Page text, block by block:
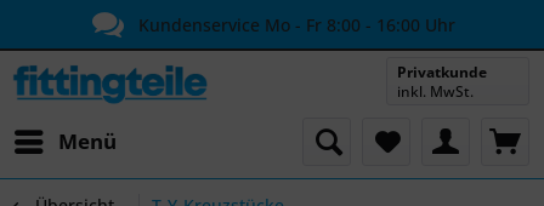
Kundenservice Mo - Fr 8:00 - 16:00 Uhr
Menü
Privatkunde
inkl. MwSt.